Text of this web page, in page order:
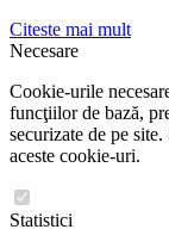
Citeste mai mult
Necesare
Cookie-urile
funcţiilor de bază,
securizate de pe
aceste cookie-uri.
Statistici